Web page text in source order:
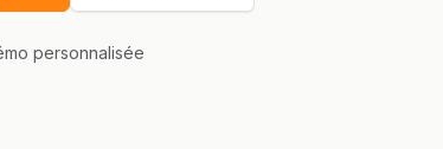
personnalisée